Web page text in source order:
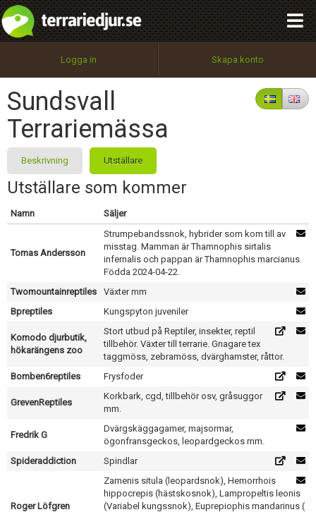
Logga in Skapa konto
Sundsvall
Terrariemässa
Beskrivning Utställare
Utställare som kommer
Namn Säljer
Tomas Andersson
Strumpebandssnok, hybrider som kom till av
misstag. Mamman är Thamnophis sirtalis
infernalis och pappan är Thamnophis marcianus.
Födda 2024-04-22.
Twomountainreptiles
Växter mm
Bpreptiles
Kungspyton juveniler
Komodo djurbutik,
hökarängens zoo
Stort utbud på Reptiler, insekter, reptil
tillbehör. Växter till terrarie. Gnagare tex
taggmöss, zebramöss, dvärghamster, råttor.
Bomben6reptiles
Frysfoder
GrevenReptiles
Korkbark, cgd, tillbehör osv, gråsuggor
mm.
Fredrik G
Dvärgskäggagamer, majsormar,
ögonfransgeckos, leopardgeckos mm.
Spideraddiction
Spindlar
Roger Löfgren
Zamenis situla (leopardsnok), Hemorrhois
hippocrepis (hästskosnok), Lampropeltis leonis
(Variabel kungssnok), Euprepiophis mandarinus (
Utför
OK
integritetspolicy
Namn:
Epost:
Lösenord:
Skapa konto
Begär nytt lösenord
Tillbaka till förstasidan